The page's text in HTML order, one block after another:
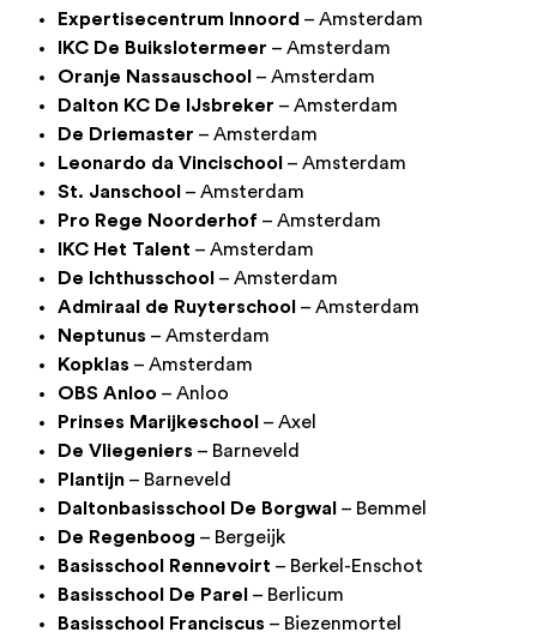
Expertisecentrum Innoord – Amsterdam
IKC De Buikslotermeer – Amsterdam
Oranje Nassauschool – Amsterdam
Dalton KC De IJsbreker – Amsterdam
De Driemaster – Amsterdam
Leonardo da Vincischool – Amsterdam
St. Janschool – Amsterdam
Pro Rege Noorderhof – Amsterdam
IKC Het Talent – Amsterdam
De Ichthusschool – Amsterdam
Admiraal de Ruyterschool – Amsterdam
Neptunus – Amsterdam
Kopklas – Amsterdam
OBS Anloo – Anloo
Prinses Marijkeschool – Axel
De Vliegeniers – Barneveld
Plantijn – Barneveld
Daltonbasisschool De Borgwal – Bemmel
De Regenboog – Bergeijk
Basisschool Rennevoirt – Berkel-Enschot
Basisschool De Parel – Berlicum
Basisschool Franciscus – Biezenmortel